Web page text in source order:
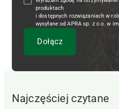
produktach
i dostępnych rozwiązaniach w
wysyłane od APRA sp. z o.o. w
Najczęściej czytane